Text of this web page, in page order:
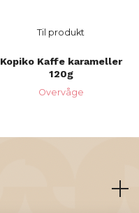
Til produkt
Kopiko Kaffe karameller
120g
Overvåge